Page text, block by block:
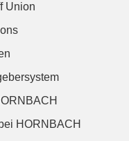
Union
HORNBACH